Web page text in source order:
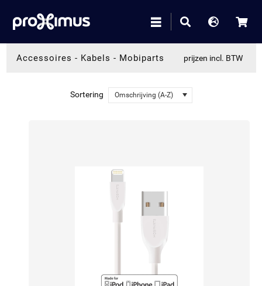
Accessoires - Kabels - Mobiparts prijzen incl. BTW
Sortering Omschrijving (A-Z)